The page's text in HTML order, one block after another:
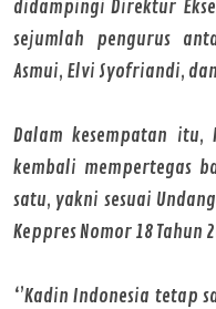
didampingi Direktur
sejumlah pengurus
Asmui, Elvi Syofriandi,
Dalam kesempatan itu,
kembali mempertegas
satu, yakni sesuai
Keppres Nomor 18 Tahun
‘’Kadin Indonesia tetap